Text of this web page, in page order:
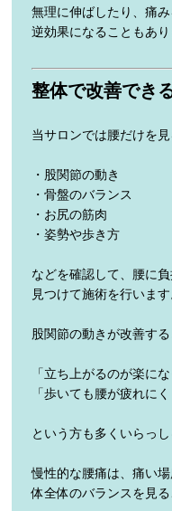
無理に伸ばしたり、痛
逆効果になることもあり
整体で改善でき
当サロンでは腰だけを見
・股関節の動き
・骨盤のバランス
・お尻の筋肉
・姿勢や歩き方
などを確認して、腰に
見つけて施術を行います
股関節の動きが改善す
「立ち上がるのが楽にな
「歩いても腰が疲れにく
という方も多くいらっし
慢性的な腰痛は、痛い場
体全体のバランスを見る